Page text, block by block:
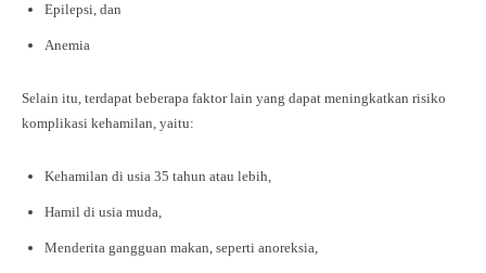
Epilepsi, dan
Anemia
Selain itu, terdapat beberapa faktor lain yang dapat meningkatkan risiko
komplikasi kehamilan, yaitu:
Kehamilan di usia 35 tahun atau lebih,
Hamil di usia muda,
Menderita gangguan makan, seperti anoreksia,